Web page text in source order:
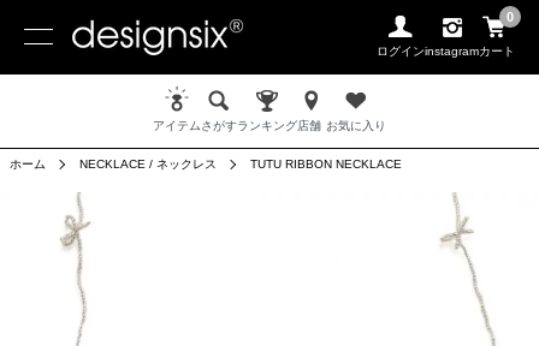
ログインinstagram
0
カート
アイテムさがすランキング店舗 お気に入り
ホーム NECKLACE / ネックレス TUTU RIBBON NECKLACE